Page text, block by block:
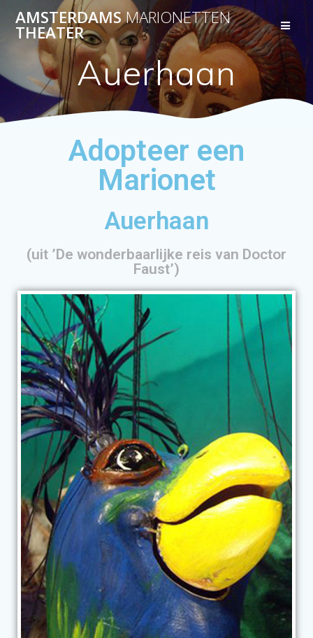
AMSTERDAMSMARIONETTEN
THEATER
Auerhaan
Adopteer een
Marionet
Auerhaan
(uit ’De wonderbaarlijke reis van Doctor
Faust’)